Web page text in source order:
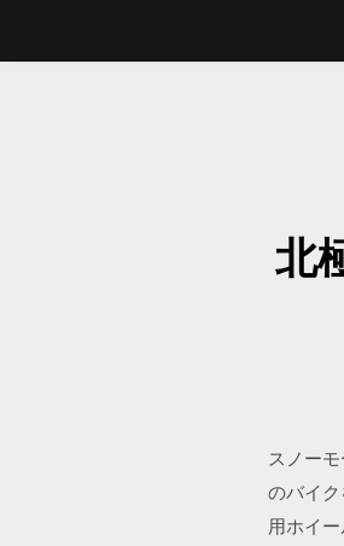
北
スノー
のバイ
用ホイ